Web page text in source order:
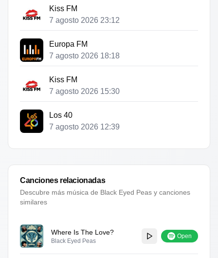
Kiss FM
7 agosto 2026 23:12
Europa FM
7 agosto 2026 18:18
Kiss FM
7 agosto 2026 15:30
Los 40
7 agosto 2026 12:39
Canciones relacionadas
Descubre más música de Black Eyed Peas y canciones
similares
Where Is The Love?
Black Eyed Peas
Open